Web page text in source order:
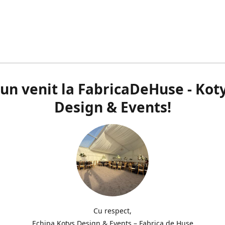
venit la FabricaDeHuse -
Design & Events!
Cu respect,